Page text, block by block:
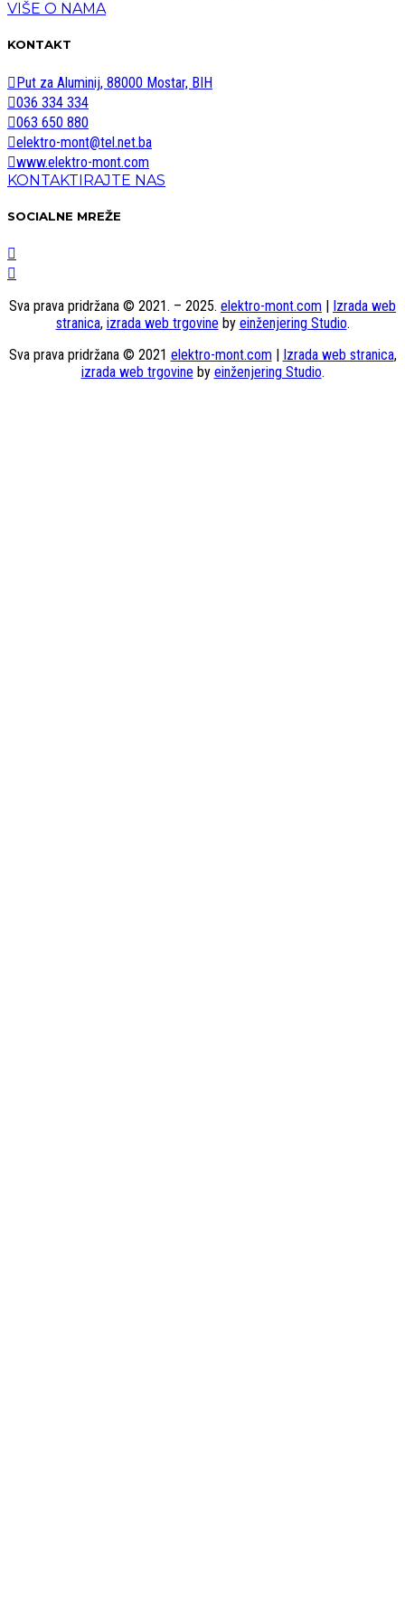
VIŠE O NAMA
KONTAKT
Put za Aluminij, 88000 Mostar, BIH
036 334 334
063 650 880
elektro-mont@tel.net.ba
www.elektro-mont.com
KONTAKTIRAJTE NAS
SOCIALNE MREŽE
Sva prava pridržana © 2021. – 2025. elektro-mont.com | Izrada web
stranica, izrada web trgovine by einženjering Studio.
Sva prava pridržana © 2021 elektro-mont.com| Izrada web stranica,
izrada web trgovine by einženjering Studio.